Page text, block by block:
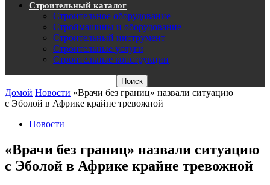
Строительный каталог
Строительное оборудование
Строймашины и оборудование
Строительный инструмент
Строительные услуги
Строительные конструкции
Домой Новости «Врачи без границ» назвали ситуацию
с Эболой в Африке крайне тревожной
Новости
«Врачи без границ» назвали ситуацию
с Эболой в Африке крайне тревожной